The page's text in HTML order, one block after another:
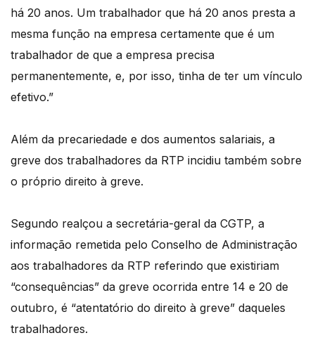
há 20 anos. Um trabalhador que há 20 anos presta a
mesma função na empresa certamente que é um
trabalhador de que a empresa precisa
permanentemente, e, por isso, tinha de ter um vínculo
efetivo.”
Além da precariedade e dos aumentos salariais, a
greve dos trabalhadores da RTP incidiu também sobre
o próprio direito à greve.
Segundo realçou a secretária-geral da CGTP, a
informação remetida pelo Conselho de Administração
aos trabalhadores da RTP referindo que existiriam
“consequências” da greve ocorrida entre 14 e 20 de
outubro, é “atentatório do direito à greve” daqueles
trabalhadores.